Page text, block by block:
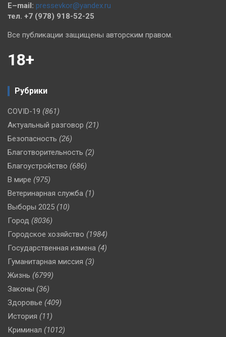
E–mail: pressevkor@yandex.ru
тел. +7 (978) 918-52-25
Все публикации защищены авторским правом.
18+
Рубрики
COVID-19 (861)
Актуальный разговор (21)
Безопасность (26)
Благотворительность (2)
Благоустройство (686)
В мире (975)
Ветеринарная служба (1)
Выборы 2025 (10)
Город (8036)
Городское хозяйство (1984)
Государственная измена (4)
Гуманитарная миссия (3)
Жизнь (6799)
Законы (36)
Здоровье (409)
История (11)
Криминал (1012)